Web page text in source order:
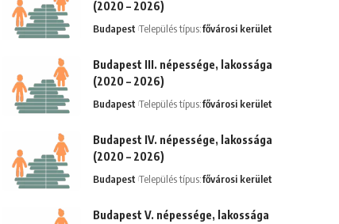
(2020 – 2026)
Budapest Település típus:fővárosi kerület
Budapest III. népessége, lakossága
(2020 – 2026)
Budapest Település típus:fővárosi kerület
Budapest IV. népessége, lakossága
(2020 – 2026)
Budapest Település típus:fővárosi kerület
Budapest V. népessége, lakossága